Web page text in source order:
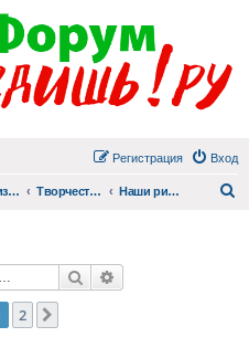
Вход
Регистрация
Наша жизнь (не всё же о суициде!) Творчество Наши рисунки
Поиск
2